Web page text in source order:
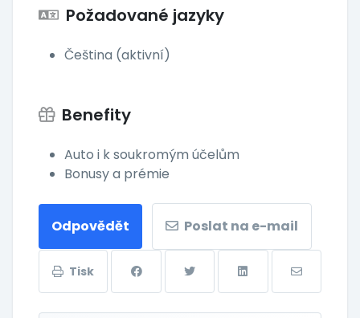
Požadované jazyky
Čeština (aktivní)
Benefity
Auto i k soukromým účelům
Bonusy a prémie
Odpovědět Poslat na e-mail
Tisk